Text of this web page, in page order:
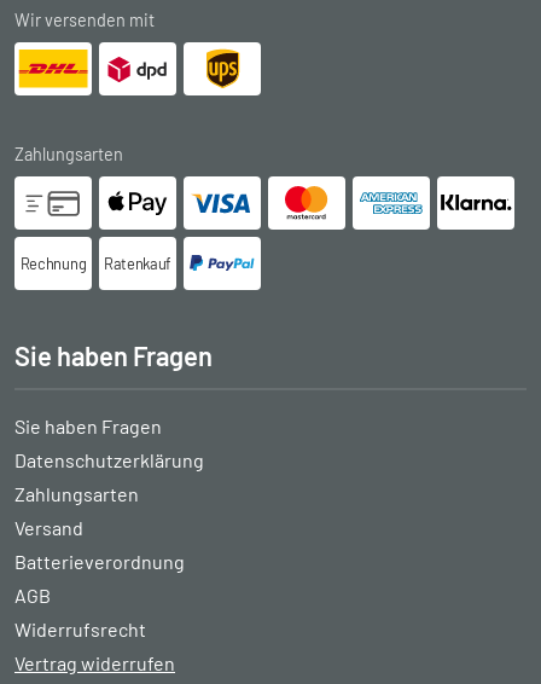
Wir versenden mit
Zahlungsarten
Rechnung Ratenkauf
Sie haben Fragen
Sie haben Fragen
Datenschutzerklärung
Zahlungsarten
Versand
Batterieverordnung
AGB
Widerrufsrecht
Vertrag widerrufen